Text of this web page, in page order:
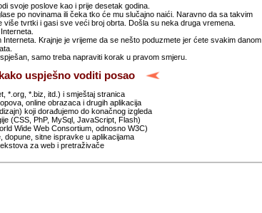
svoje poslove kao i prije desetak godina.
po novinama ili čeka tko će mu slučajno naići. Naravno da sa takvim
tvrtki i gasi sve veći broj obrta. Došla su neka druga vremena.
Krajnje je vrijeme da se nešto poduzmete jer ćete svakim danom
samo treba napraviti korak u pravom smjeru.
uspješno voditi posao
*.org, *.biz, itd.) i smještaj stranica
online obrazaca i drugih aplikacija
koji dorađujemo do konačnog izgleda
(CSS, PhP, MySql, JavaScript, Flash)
Wide Web Consortium, odnosno W3C)
dopune, sitne ispravke u aplikacijama
za web i pretraživače